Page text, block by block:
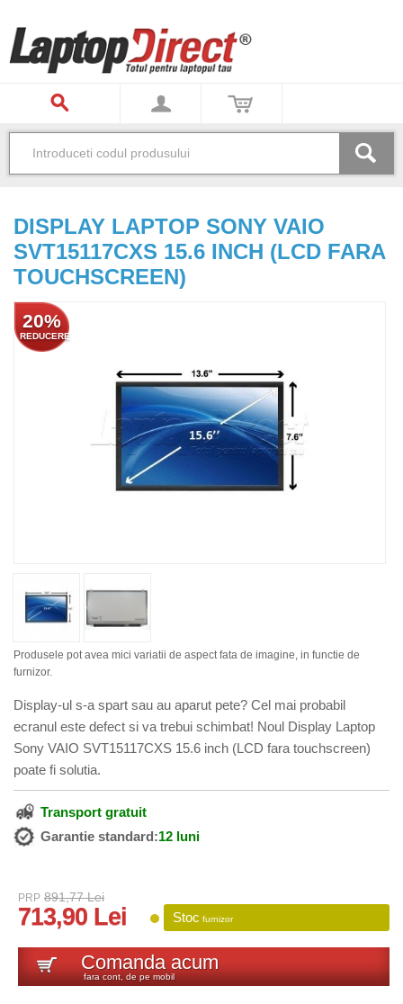
DISPLAY LAPTOP SONY VAIO
SVT15117CXS 15.6 INCH (LCD FARA
TOUCHSCREEN)
20%
REDUCERE
Produsele pot avea mici variatii de aspect fata de imagine, in functie de
furnizor.
Display-ul s-a spart sau au aparut pete? Cel mai probabil
ecranul este defect si va trebui schimbat! Noul Display Laptop
Sony VAIO SVT15117CXS 15.6 inch (LCD fara touchscreen)
poate fi solutia.
Transport gratuit
Garantie standard:12 luni
PRP 891,77 Lei
713,90 Lei Stoc furnizor
Comanda acum
fara cont, de pe mobil